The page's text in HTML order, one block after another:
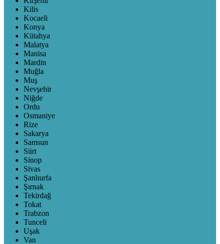
Kilis
Kocaeli
Konya
Kütahya
Malatya
Manisa
Mardin
Muğla
Muş
Nevşehir
Niğde
Ordu
Osmaniye
Rize
Sakarya
Samsun
Siirt
Sinop
Sivas
Şanlıurfa
Şırnak
Tekirdağ
Tokat
Trabzon
Tunceli
Uşak
Van